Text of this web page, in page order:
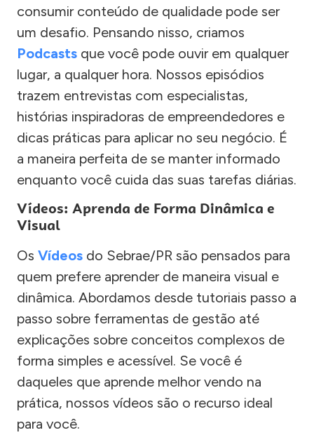
consumir conteúdo de qualidade pode ser
um desafio. Pensando nisso, criamos
Podcasts que você pode ouvir em qualquer
lugar, a qualquer hora. Nossos episódios
trazem entrevistas com especialistas,
histórias inspiradoras de empreendedores e
dicas práticas para aplicar no seu negócio. É
a maneira perfeita de se manter informado
enquanto você cuida das suas tarefas diárias.
Vídeos: Aprenda de Forma Dinâmica e
Visual
Os Vídeos do Sebrae/PR são pensados para
quem prefere aprender de maneira visual e
dinâmica. Abordamos desde tutoriais passo a
passo sobre ferramentas de gestão até
explicações sobre conceitos complexos de
forma simples e acessível. Se você é
daqueles que aprende melhor vendo na
prática, nossos vídeos são o recurso ideal
para você.